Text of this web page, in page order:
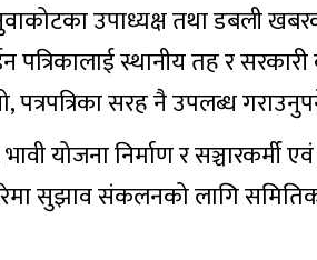
उपाध्यक्ष तथा डबली
स्थानीय तह र सरकारी
पत्रपत्रिका सरह नै उपलब्ध
योजना निर्माण र सञ्चारकर्मी
सुझाव संकलनको लागि